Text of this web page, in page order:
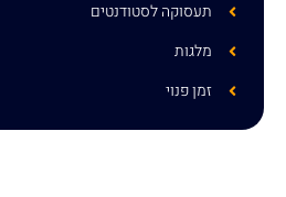
תעסוקה לסטודנטים
מלגות
זמן פנוי